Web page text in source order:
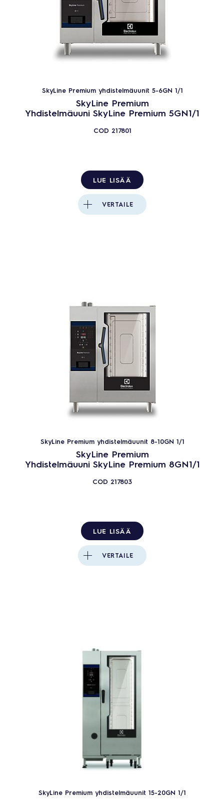
SkyLine Premium yhdistelmäuunit 5-6GN 1/1
SkyLine Premium
Yhdistelmäuuni SkyLine Premium 5GN1/1
COD 217801
LUE LISÄÄ
VERTAILE
SkyLine Premium yhdistelmäuunit 8-10GN 1/1
SkyLine Premium
Yhdistelmäuuni SkyLine Premium 8GN1/1
COD 217803
LUE LISÄÄ
VERTAILE
SkyLine Premium yhdistelmäuunit 15-20GN 1/1